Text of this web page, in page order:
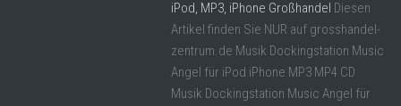
iPod, MP3, iPhone Großhandel Diesen
Artikel finden Sie NUR auf grosshandel-
zentrum.de Musik Dockingstation Music
Angel für iPod iPhone MP3 MP4 CD
Musik Dockingstation Music Angel für